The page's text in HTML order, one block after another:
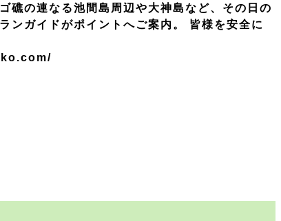
礁の連なる池間島周辺や大神島など、その日の
ンガイドがポイントへご案内。 皆様を安全に